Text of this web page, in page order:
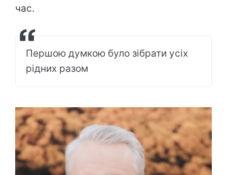
час.
Першою думкою було зібрати усіх
рідних разом